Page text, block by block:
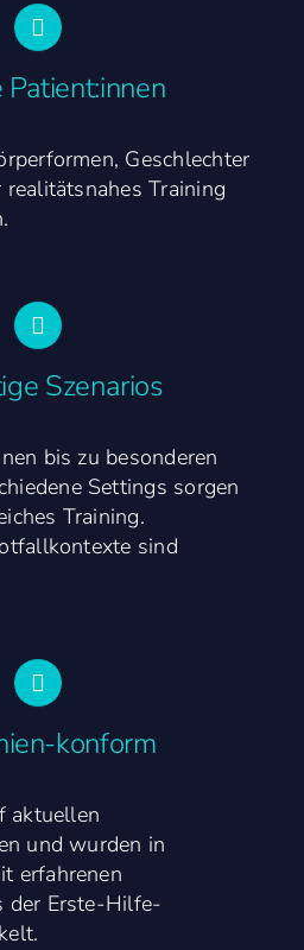
Patient:innen
Geschlechter
Training
Szenarios
bis zu besonderen
Settings sorgen
Training.
sind
konform
aktuellen
und wurden in
erfahrenen
der Erste-Hilfe-